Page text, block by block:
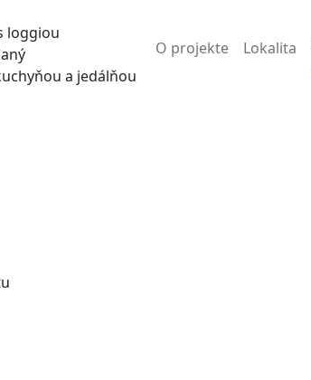
O projekte Lokalita
loggiou
a jedálňou